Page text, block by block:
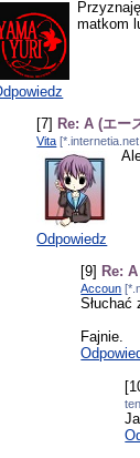
matkom
[7] Re: A (エー
Vita
Odpowiedz
[9] Re:
Accoun
Słuchać
Fajnie.